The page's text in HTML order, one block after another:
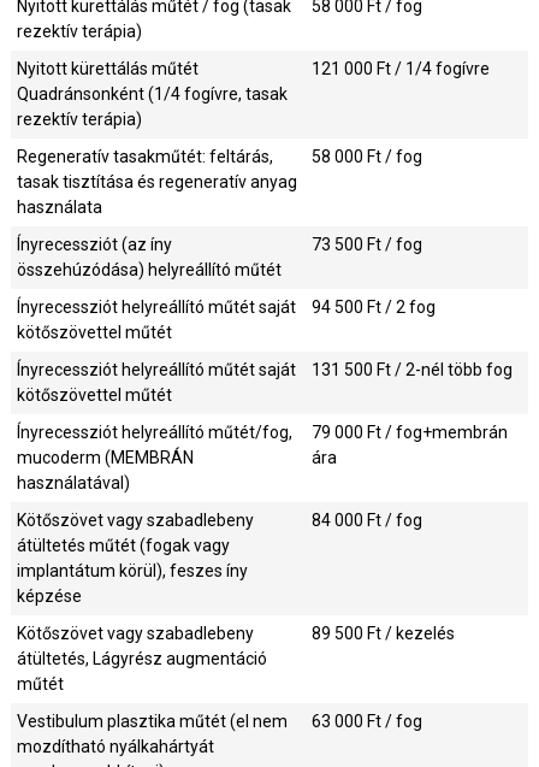
58 000 Ft / fog
Nyitott kürettálás műtét / fog (tasak
rezektív terápia)
121 000 Ft / 1/4 fogívre
Nyitott kürettálás műtét
Quadránsonként (1/4 fogívre, tasak
rezektív terápia)
58 000 Ft / fog
Regeneratív tasakműtét: feltárás,
tasak tisztítása és regeneratív anyag
használata
73 500 Ft / fog
Ínyrecessziót (az íny
összehúzódása) helyreállító műtét
94 500 Ft / 2 fog
Ínyrecessziót helyreállító műtét saját
kötőszövettel műtét
131 500 Ft / 2-nél több fog
Ínyrecessziót helyreállító műtét saját
kötőszövettel műtét
79 000 Ft / fog+membrán
ára
Ínyrecessziót helyreállító műtét/fog,
mucoderm (MEMBRÁN
használatával)
84 000 Ft / fog
Kötőszövet vagy szabadlebeny
átültetés műtét (fogak vagy
implantátum körül), feszes íny
képzése
89 500 Ft / kezelés
Kötőszövet vagy szabadlebeny
átültetés, Lágyrész augmentáció
műtét
63 000 Ft / fog
Vestibulum plasztika műtét (el nem
mozdítható nyálkahártyát